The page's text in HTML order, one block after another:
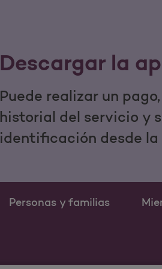
Descargar la
Puede realizar un
historial del servicio y
identificación desde la
Personas y familias